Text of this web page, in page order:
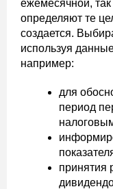
ежемесячной,
определяют те
создается.
используя
например:
для
период
принятия